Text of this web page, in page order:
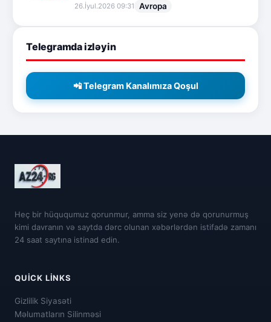
26.İyul.2026 09:31 Avropa
Telegramda izləyin
📲 Telegram Kanalımıza Qoşul
Heç bir hüququmuz qorunmur, amma siz yenə də qorunurmuş
kimi davranın və saytda dərc olunan xəbərlərdən istifadə zamanı
24 saat saytına istinad edin.
QUICK LINKS
Gizlilik Siyasəti
Məlumatların Silinməsi